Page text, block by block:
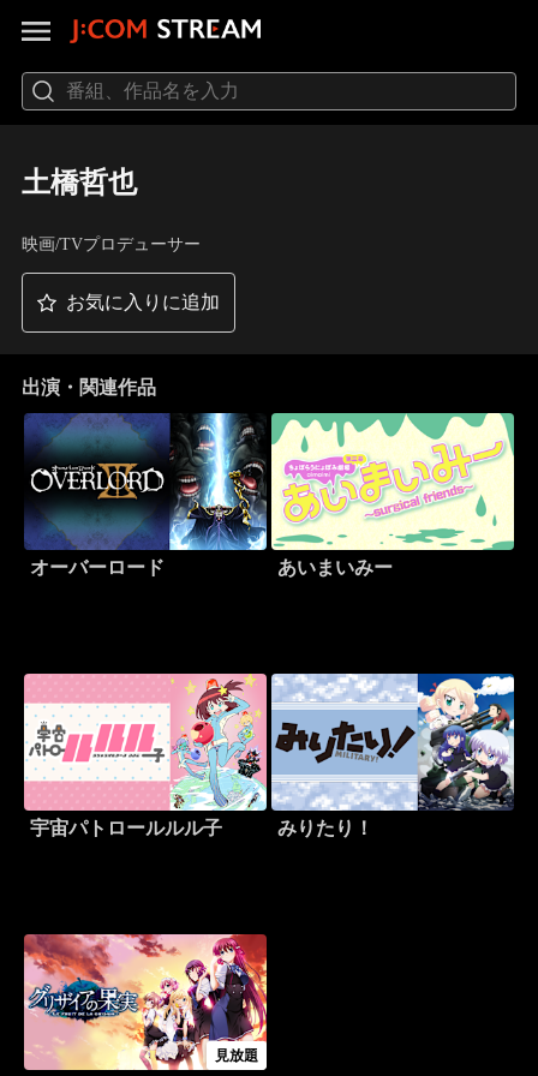
土橋哲也
映画/TVプロデューサー
お気に入りに追加
出演・関連作品
オーバーロード あいまいみー
宇宙パトロールルル子 みりたり！
見放題